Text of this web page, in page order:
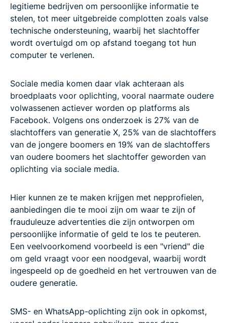
legitieme bedrijven om persoonlijke informatie te
stelen, tot meer uitgebreide complotten zoals valse
technische ondersteuning, waarbij het slachtoffer
wordt overtuigd om op afstand toegang tot hun
computer te verlenen.
Sociale media komen daar vlak achteraan als
broedplaats voor oplichting, vooral naarmate oudere
volwassenen actiever worden op platforms als
Facebook. Volgens ons onderzoek is 27% van de
slachtoffers van generatie X, 25% van de slachtoffers
van de jongere boomers en 19% van de slachtoffers
van oudere boomers het slachtoffer geworden van
oplichting via sociale media.
Hier kunnen ze te maken krijgen met nepprofielen,
aanbiedingen die te mooi zijn om waar te zijn of
frauduleuze advertenties die zijn ontworpen om
persoonlijke informatie of geld te los te peuteren.
Een veelvoorkomend voorbeeld is een "vriend" die
om geld vraagt voor een noodgeval, waarbij wordt
ingespeeld op de goedheid en het vertrouwen van de
oudere generatie.
SMS- en WhatsApp-oplichting zijn ook in opkomst,